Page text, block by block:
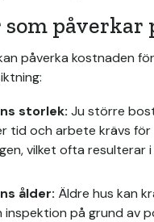
påverkar
påverka kostnaden
storlek: Ju större
tid och arbete krävs för
vilket ofta resulterar
ålder: Äldre hus kan
inspektion på grund av